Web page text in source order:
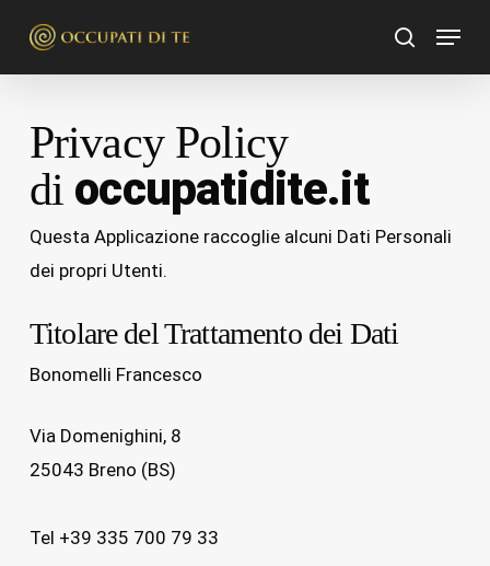
Search
search
Menu
Privacy Policy
di occupatidite.it
Questa Applicazione raccoglie alcuni Dati Personali
dei propri Utenti.
Titolare del Trattamento dei Dati
Bonomelli Francesco
Via Domenighini, 8
25043 Breno (BS)
Tel +39 335 700 79 33